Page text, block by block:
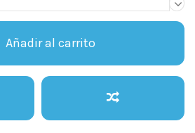
Añadir al carrito